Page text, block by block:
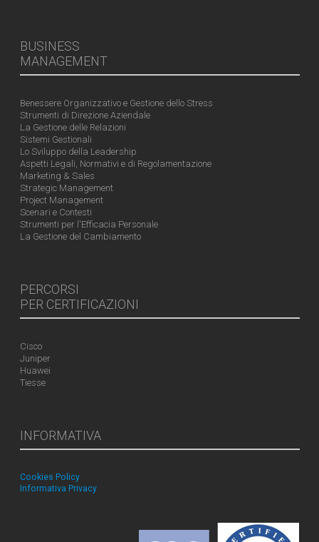
BUSINESS
MANAGEMENT
Benessere Organizzativo e Gestione dello Stress
Strumenti di Direzione Aziendale
La Gestione delle Relazioni
Sistemi Gestionali
Lo Sviluppo della Leadership
Aspetti Legali, Normativi e di Regolamentazione
Marketing & Sales
Strategic Management
Project Management
Scenari e Contesti
Strumenti per l'Efficacia Personale
La Gestione del Cambiamento
PERCORSI
PER CERTIFICAZIONI
Cisco
Juniper
Huawei
Tiesse
INFORMATIVA
Cookies Policy
Informativa Privacy